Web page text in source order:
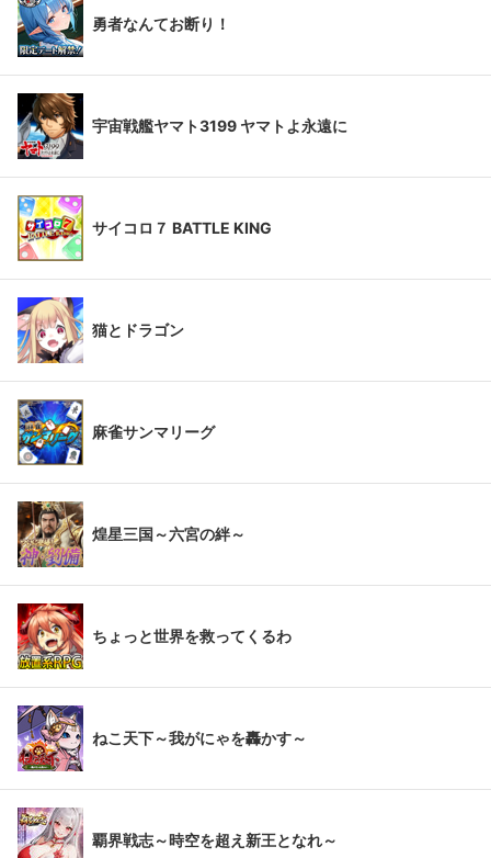
勇者なんてお断り！
宇宙戦艦ヤマト3199 ヤマトよ永遠に
サイコロ７ BATTLE KING
猫とドラゴン
麻雀サンマリーグ
煌星三国～六宮の絆～
ちょっと世界を救ってくるわ
ねこ天下～我がにゃを轟かす～
覇界戦志～時空を超え新王となれ～